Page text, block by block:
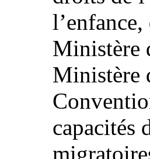
Ministère
Ministère
capacités